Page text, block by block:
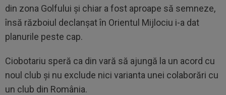
din zona Golfului și chiar a fost aproape să semneze,
însă războiul declanșat în Orientul Mijlociu i-a dat
planurile peste cap.
Ciobotariu speră ca din vară să ajungă la un acord cu
noul club și nu exclude nici varianta unei colaborări cu
un club din România.